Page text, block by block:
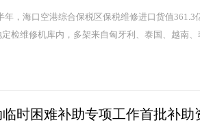
年，海口空港综合保税区保税维修进口货值
检维修机库内，多架来自匈牙利、泰国、越南
时困难补助专项工作首批补助